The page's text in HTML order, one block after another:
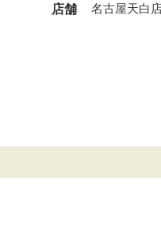
店舗 名古屋天白